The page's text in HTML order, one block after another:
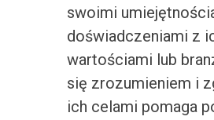
swoimi
doświadczeniami z
wartościami lub
się zrozumieniem i
ich celami pomaga